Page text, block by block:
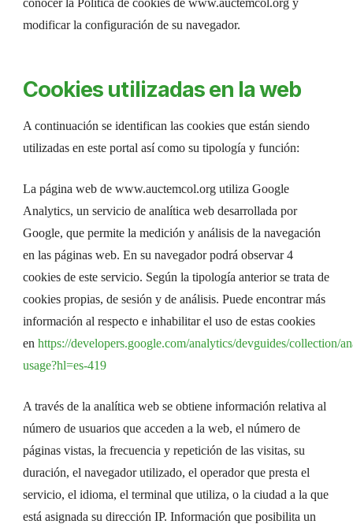
conocer la Política de cookies de www.auctemcol.org y
modificar la configuración de su navegador.
Cookies utilizadas en la web
A continuación se identifican las cookies que están siendo
utilizadas en este portal así como su tipología y función:
La página web de www.auctemcol.org utiliza Google
Analytics, un servicio de analítica web desarrollada por
Google, que permite la medición y análisis de la navegación
en las páginas web. En su navegador podrá observar 4
cookies de este servicio. Según la tipología anterior se trata de
cookies propias, de sesión y de análisis. Puede encontrar más
información al respecto e inhabilitar el uso de estas cookies
enhttps://developers.google.com/analytics/devguides/collection/
usage?hl=es-419
A través de la analítica web se obtiene información relativa al
número de usuarios que acceden a la web, el número de
páginas vistas, la frecuencia y repetición de las visitas, su
duración, el navegador utilizado, el operador que presta el
servicio, el idioma, el terminal que utiliza, o la ciudad a la que
está asignada su dirección IP. Información que posibilita un